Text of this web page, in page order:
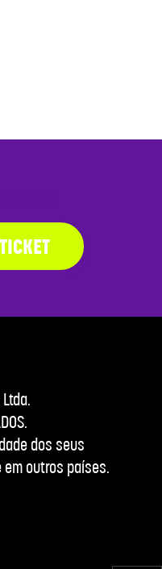
dos seus
outros países.